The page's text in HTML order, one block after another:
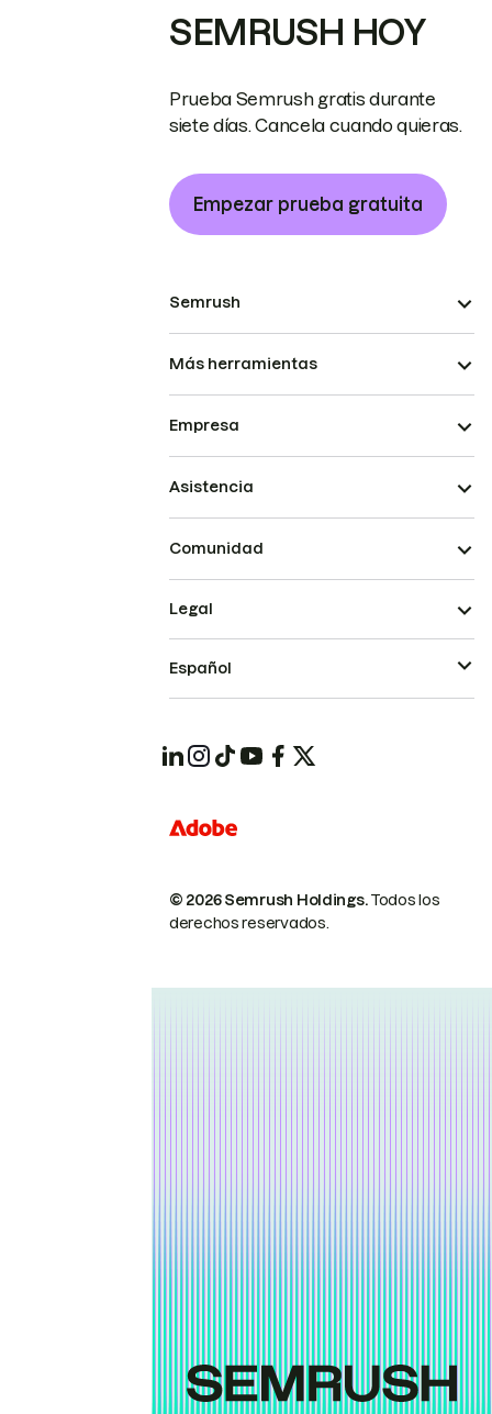
SEMRUSH HOY
Prueba Semrush gratis durante
siete días. Cancela cuando quieras.
Empezar prueba gratuita
Semrush
Más herramientas
Empresa
Asistencia
Comunidad
© 2026 Semrush Holdings.Todos los
derechos reservados.
Legal
Español